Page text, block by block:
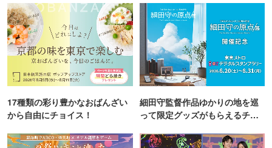
17種類の彩り豊かなおばんざい
から自由にチョイス！
細田守監督作品ゆかりの地を巡
って限定グッズがもらえるチャ